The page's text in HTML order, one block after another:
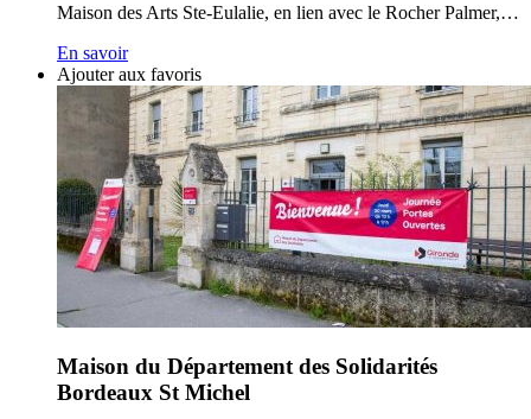
Maison des Arts Ste-Eulalie, en lien avec le Rocher Palmer,…
En savoir
Ajouter aux favoris
Maison du Département des Solidarités
Bordeaux St Michel